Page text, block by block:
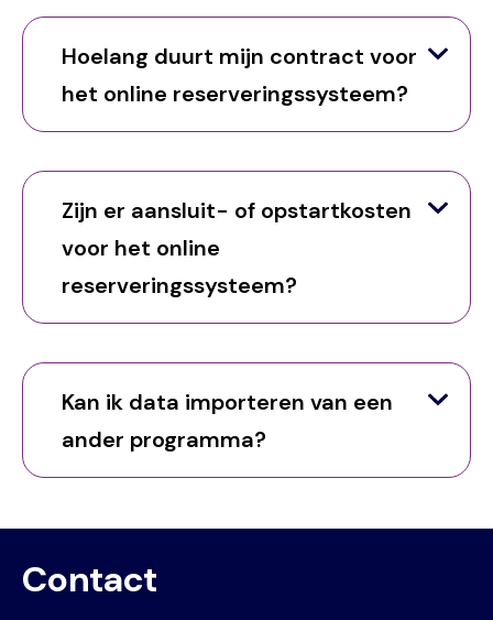
Hoelang duurt mijn contract voor
het online reserveringssysteem?
Zijn er aansluit- of opstartkosten
voor het online
reserveringssysteem?
Kan ik data importeren van een
ander programma?
Contact